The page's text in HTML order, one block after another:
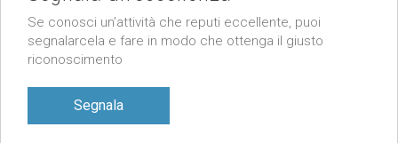
Se conosci un’attività che reputi eccellente, puoi
segnalarcela e fare in modo che ottenga il giusto
riconoscimento
Segnala